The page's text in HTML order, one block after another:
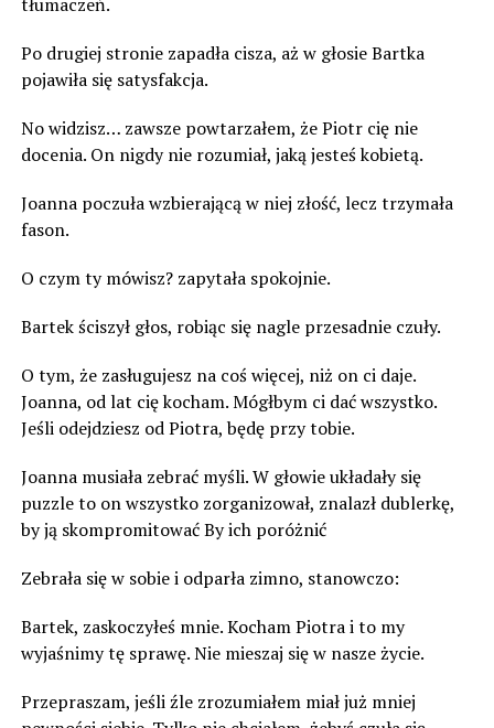
Po drugiej stronie zapadła cisza, aż w głosie Bartka
pojawiła się satysfakcja.
No widzisz… zawsze powtarzałem, że Piotr cię nie
docenia. On nigdy nie rozumiał, jaką jesteś kobietą.
Joanna poczuła wzbierającą w niej złość, lecz trzymała
fason.
O czym ty mówisz? zapytała spokojnie.
Bartek ściszył głos, robiąc się nagle przesadnie czuły.
O tym, że zasługujesz na coś więcej, niż on ci daje.
Joanna, od lat cię kocham. Mógłbym ci dać wszystko.
Jeśli odejdziesz od Piotra, będę przy tobie.
Joanna musiała zebrać myśli. W głowie układały się
puzzle to on wszystko zorganizował, znalazł dublerkę,
by ją skompromitować By ich poróżnić
Zebrała się w sobie i odparła zimno, stanowczo:
Bartek, zaskoczyłeś mnie. Kocham Piotra i to my
wyjaśnimy tę sprawę. Nie mieszaj się w nasze życie.
Przepraszam, jeśli źle zrozumiałem miał już mniej